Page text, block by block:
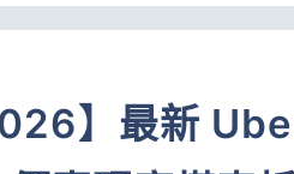
】最新